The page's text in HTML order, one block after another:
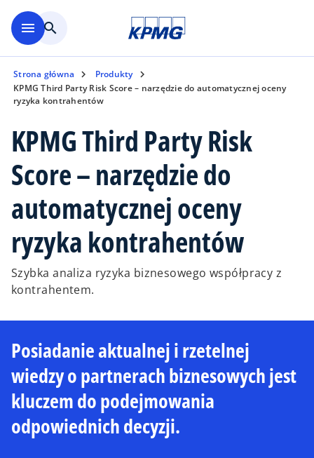
menu search
Strona główna
Produkty
KPMG Third Party Risk Score – narzędzie do automatycznej oceny
ryzyka kontrahentów
KPMG Third Party Risk
Score – narzędzie do
automatycznej oceny
ryzyka kontrahentów
Szybka analiza ryzyka biznesowego współpracy z
kontrahentem.
Posiadanie aktualnej i rzetelnej
wiedzy o partnerach biznesowych jest
kluczem do podejmowania
odpowiednich decyzji.